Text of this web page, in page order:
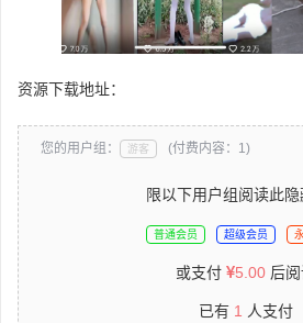
资源下载地址：
您的用户组： 游客 (付费内容：1)
限以下用户组阅读此
普通会员 超级会员
或支付 5.00 后
已有 1 人支付